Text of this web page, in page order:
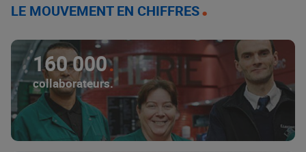
LE MOUVEMENT EN CHIFFRES
160 000
collaborateurs.